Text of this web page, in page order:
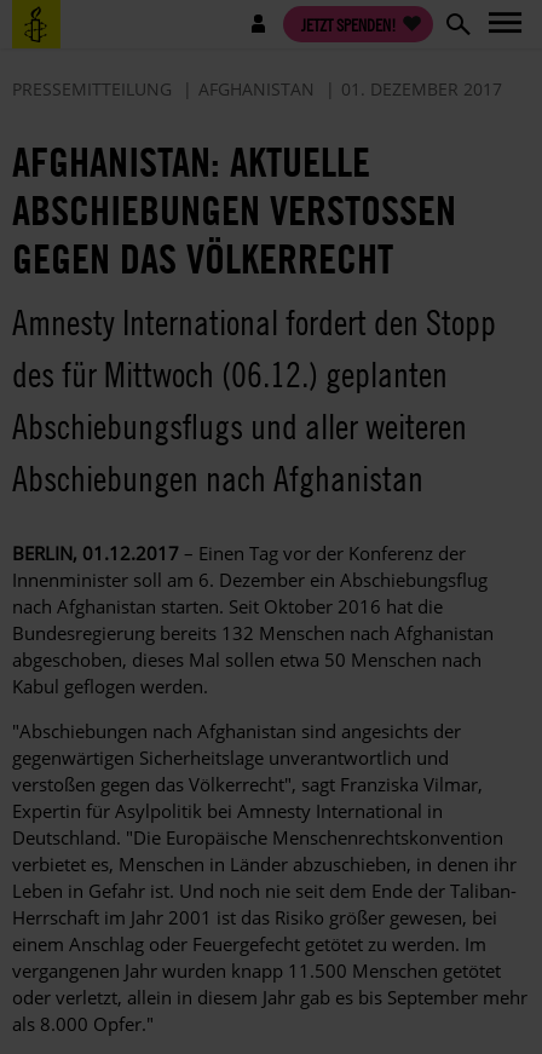
Direkt
zum
Benutzermenü JETZT SPENDEN!
PRESSEMITTEILUNG AFGHANISTAN 01. DEZEMBER 2017
AFGHANISTAN: AKTUELLE
ABSCHIEBUNGEN VERSTOSSEN G
EGEN DAS VÖLKERRECHT
Amnesty International fordert den Stopp
des für Mittwoch (06.12.) geplanten
Abschiebungsflugs und aller weiteren
Abschiebungen nach Afghanistan
BERLIN, 01.12.2017 – Einen Tag vor der Konferenz der
Innenminister soll am 6. Dezember ein Abschiebungsflug
nach Afghanistan starten. Seit Oktober 2016 hat die
Bundesregierung bereits 132 Menschen nach Afghanistan
abgeschoben, dieses Mal sollen etwa 50 Menschen nach
Kabul geflogen werden.
"Abschiebungen nach Afghanistan sind angesichts der
gegenwärtigen Sicherheitslage unverantwortlich und
verstoßen gegen das Völkerrecht", sagt Franziska Vilmar,
Expertin für Asylpolitik bei Amnesty International in
Deutschland. "Die Europäische Menschenrechtskonvention
verbietet es, Menschen in Länder abzuschieben, in denen ihr
Leben in Gefahr ist. Und noch nie seit dem Ende der Taliban-
Herrschaft im Jahr 2001 ist das Risiko größer gewesen, bei
einem Anschlag oder Feuergefecht getötet zu werden. Im
vergangenen Jahr wurden knapp 11.500 Menschen getötet
oder verletzt, allein in diesem Jahr gab es bis September mehr
als 8.000 Opfer."